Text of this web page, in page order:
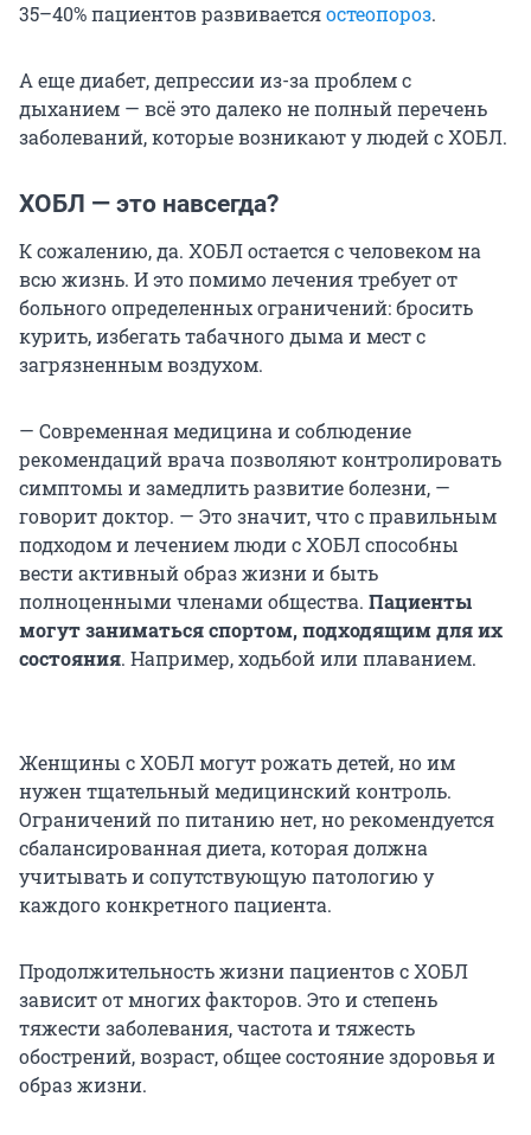
35–40% пациентов развиваетсяостеопороз.
А еще диабет, депрессии из-за проблем с
дыханием — всё это далеко не полный перечень
заболеваний, которые возникают у людей с ХОБЛ.
ХОБЛ — это навсегда?
К сожалению, да. ХОБЛ остается с человеком на
всю жизнь. И это помимо лечения требует от
больного определенных ограничений: бросить
курить, избегать табачного дыма и мест с
загрязненным воздухом.
— Современная медицина и соблюдение
рекомендаций врача позволяют контролировать
симптомы и замедлить развитие болезни, —
говорит доктор. — Это значит, что с правильным
подходом и лечением люди с ХОБЛ способны
вести активный образ жизни и быть
полноценными членами общества. Пациенты
могут заниматься спортом, подходящим для их
состояния. Например, ходьбой или плаванием.
Женщины с ХОБЛ могут рожать детей, но им
нужен тщательный медицинский контроль.
Ограничений по питанию нет, но рекомендуется
сбалансированная диета, которая должна
учитывать и сопутствующую патологию у
каждого конкретного пациента.
Продолжительность жизни пациентов с ХОБЛ
зависит от многих факторов. Это и степень
тяжести заболевания, частота и тяжесть
обострений, возраст, общее состояние здоровья и
образ жизни.